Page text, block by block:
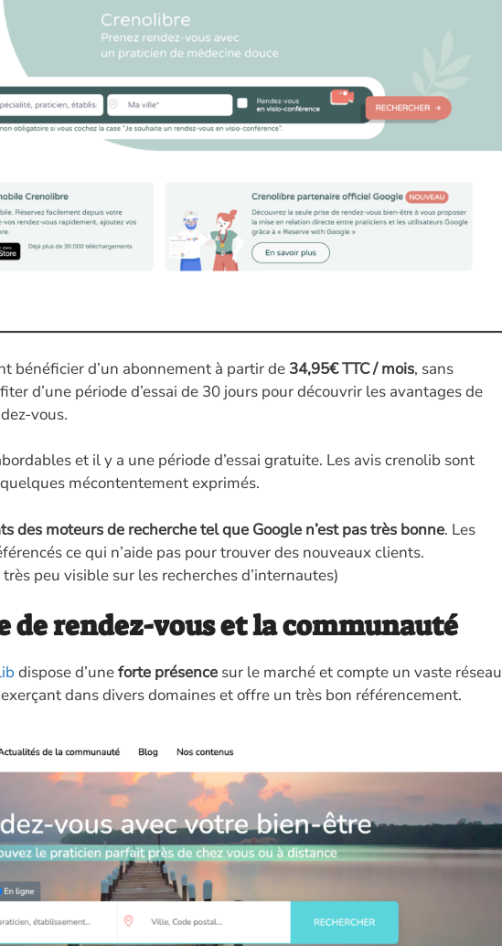
bénéficier d’un abonnement à partir de 34,95€ TTC / mois, sans
d’une période d’essai de 30 jours pour découvrir les avantages de
vous.
et il y a une période d’essai gratuite. Les avis crenolib sont
mécontentement exprimés.
des moteurs de recherche tel que Google n’est pas très bonne. Les
ce qui n’aide pas pour trouver des nouveaux clients.
très peu visible sur les recherches d’internautes)
de rendez-vous et la communauté
dispose d’uneforte présence sur le marché et compte un vaste réseau
dans divers domaines et offre un très bon référencement.